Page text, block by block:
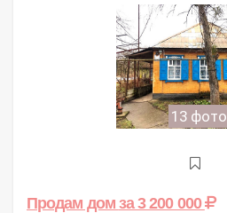
13 фото
Продам домза 3 200 000